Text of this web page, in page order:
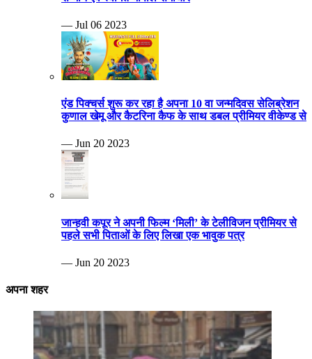
— Jul 06 2023
एंड पिक्चर्स शुरू कर रहा है अपना 10 वा जन्मदिवस सेलिब्रेशन
कुणाल खेमू और कैटरिना कैफ के साथ डबल प्रीमियर वीकेण्ड से
— Jun 20 2023
जान्हवी कपूर ने अपनी फिल्म ‘मिली’ के टेलीविजन प्रीमियर से
पहले सभी पिताओं के लिए लिखा एक भावुक पत्र
— Jun 20 2023
अपना शहर